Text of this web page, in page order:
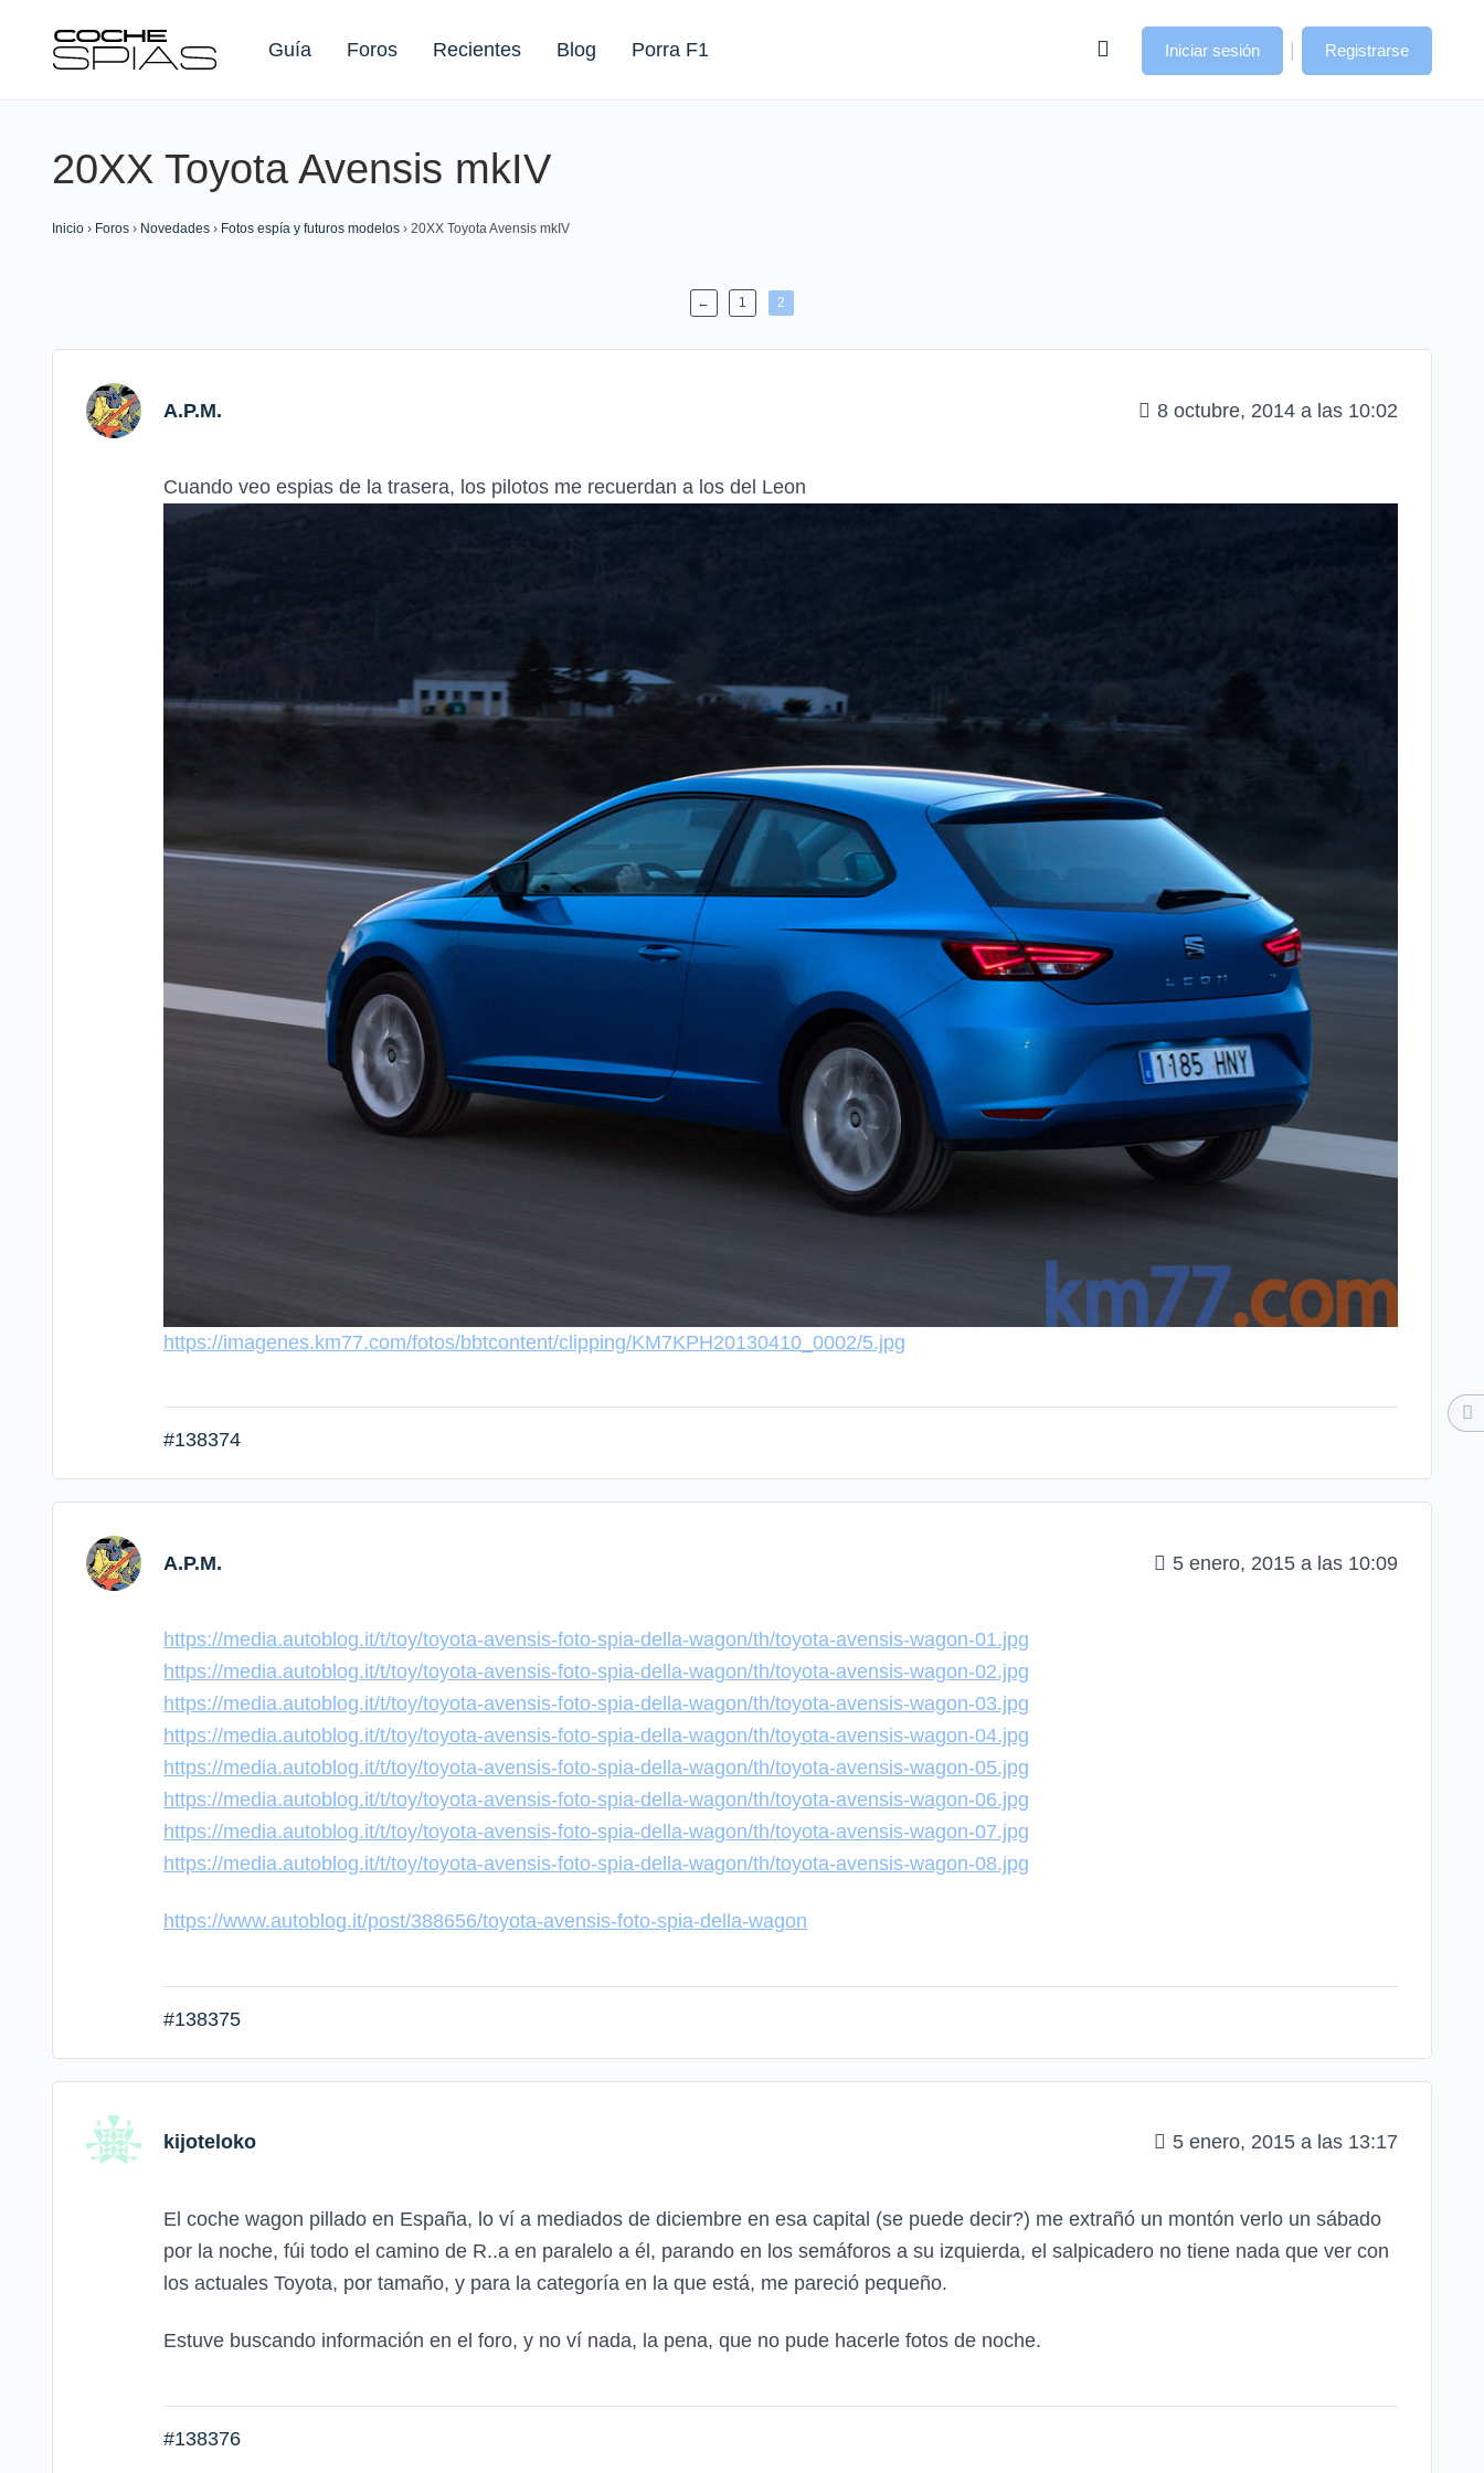
Guía Foros Recientes Blog Porra F1
Buscar:
Iniciar sesión | Registrarse
20XX Toyota Avensis mkIV
Inicio › Foros › Novedades › Fotos espía y futuros modelos › 20XX Toyota Avensis mkIV
← 1 2
A.P.M. 8 octubre, 2014 a las 10:02
Cuando veo espias de la trasera, los pilotos me recuerdan a los del Leon
https://imagenes.km77.com/fotos/bbtcontent/clipping/KM7KPH20130410_0002/5.jpg
#138374
A.P.M. 5 enero, 2015 a las 10:09
https://media.autoblog.it/t/toy/toyota-avensis-foto-spia-della-wagon/th/toyota-avensis-wagon-01.jpg
https://media.autoblog.it/t/toy/toyota-avensis-foto-spia-della-wagon/th/toyota-avensis-wagon-02.jpg
https://media.autoblog.it/t/toy/toyota-avensis-foto-spia-della-wagon/th/toyota-avensis-wagon-03.jpg
https://media.autoblog.it/t/toy/toyota-avensis-foto-spia-della-wagon/th/toyota-avensis-wagon-04.jpg
https://media.autoblog.it/t/toy/toyota-avensis-foto-spia-della-wagon/th/toyota-avensis-wagon-05.jpg
https://media.autoblog.it/t/toy/toyota-avensis-foto-spia-della-wagon/th/toyota-avensis-wagon-06.jpg
https://media.autoblog.it/t/toy/toyota-avensis-foto-spia-della-wagon/th/toyota-avensis-wagon-07.jpg
https://media.autoblog.it/t/toy/toyota-avensis-foto-spia-della-wagon/th/toyota-avensis-wagon-08.jpg
https://www.autoblog.it/post/388656/toyota-avensis-foto-spia-della-wagon
#138375
kijoteloko 5 enero, 2015 a las 13:17
El coche wagon pillado en España, lo ví a mediados de diciembre en esa capital (se puede decir?) me extrañó un montón verlo un sábado
por la noche, fúi todo el camino de R..a en paralelo a él, parando en los semáforos a su izquierda, el salpicadero no tiene nada que ver con
los actuales Toyota, por tamaño, y para la categoría en la que está, me pareció pequeño.
Estuve buscando información en el foro, y no ví nada, la pena, que no pude hacerle fotos de noche.
#138376